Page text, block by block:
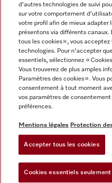
Mentions légales
CGV
Protection des données
Paramètres des cookies
Miele sur Youtube
d'autres technologies de suivi
sur votre comportement
votre profil afin de mieux adapter
présentons via différents
tous les cookies », vous
technologies. Pour n'accepter
essentiels, sélectionnez «
Vous trouverez de plus amples
Paramètres des cookies ». Vous
consentement à tout moment
vos paramètres de
préférences.
Mentions légales Protection
Accepter tous les cookies
Cookies essentiels seulement